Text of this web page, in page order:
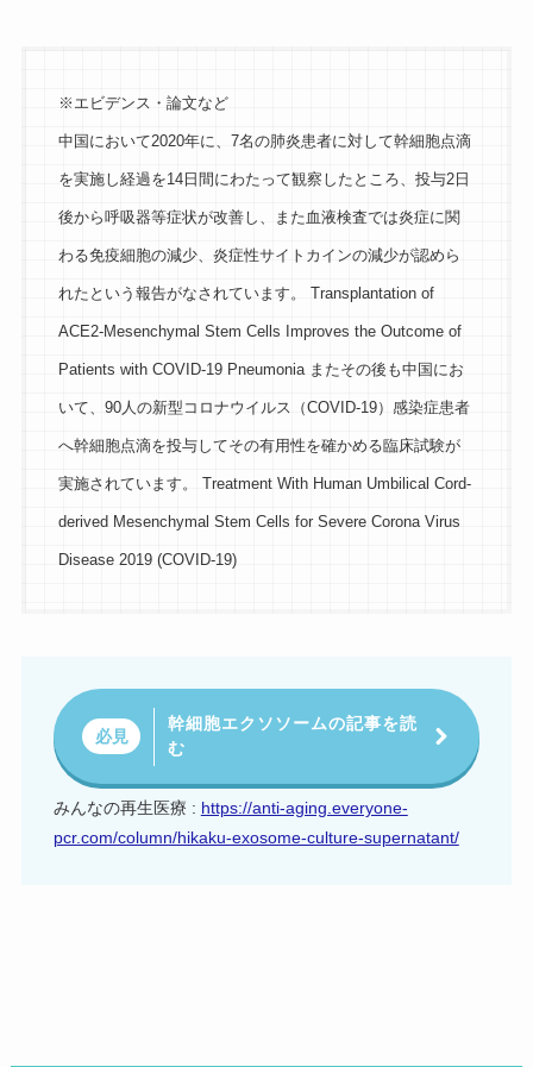
※エビデンス・論文など
中国において2020年に、7名の肺炎患者に対して幹細胞点滴
を実施し経過を14日間にわたって観察したところ、投与2日
後から呼吸器等症状が改善し、また血液検査では炎症に関
わる免疫細胞の減少、炎症性サイトカインの減少が認めら
れたという報告がなされています。 Transplantation of
ACE2-Mesenchymal Stem Cells Improves the Outcome of
Patients with COVID-19 Pneumonia またその後も中国にお
いて、90人の新型コロナウイルス（COVID-19）感染症患者
へ幹細胞点滴を投与してその有用性を確かめる臨床試験が
実施されています。 Treatment With Human Umbilical Cord-
derived Mesenchymal Stem Cells for Severe Corona Virus
Disease 2019 (COVID-19)
必見
幹細胞エクソソームの記事を読
む
みんなの再生医療 : https://anti-aging.everyone-
pcr.com/column/hikaku-exosome-culture-supernatant/